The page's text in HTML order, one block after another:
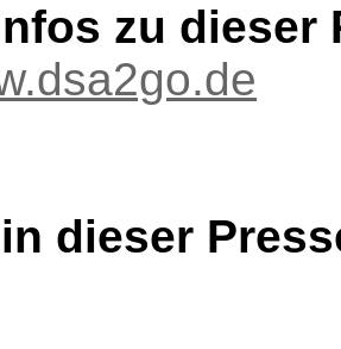
zu dieser
dieser